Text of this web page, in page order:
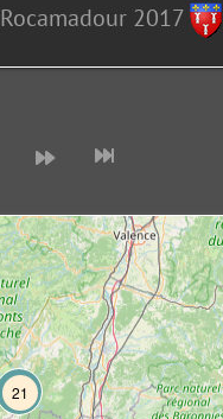
Rocamadour 2017
21